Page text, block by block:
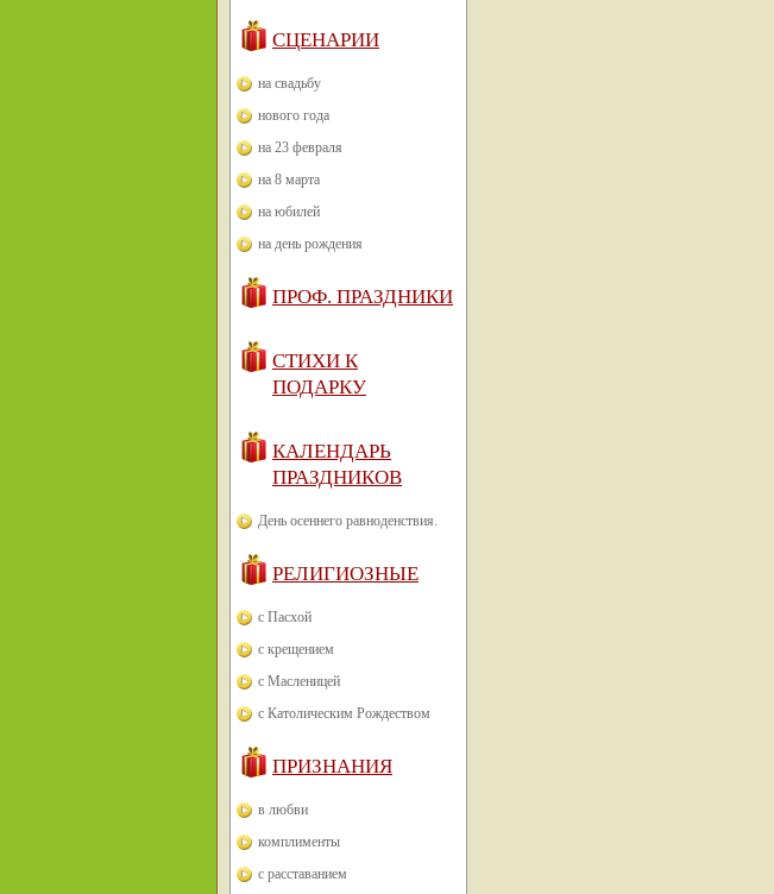
СЦЕНАРИИ
на свадьбу
нового года
на 23 февраля
на 8 марта
на юбилей
на день рождения
ПРОФ. ПРАЗДНИКИ
СТИХИ К
ПОДАРКУ
КАЛЕНДАРЬ
ПРАЗДНИКОВ
День осеннего равноденствия.
РЕЛИГИОЗНЫЕ
с Пасхой
с крещением
с Масленицей
с Католическим Рождеством
ПРИЗНАНИЯ
в любви
комплименты
с расставанием